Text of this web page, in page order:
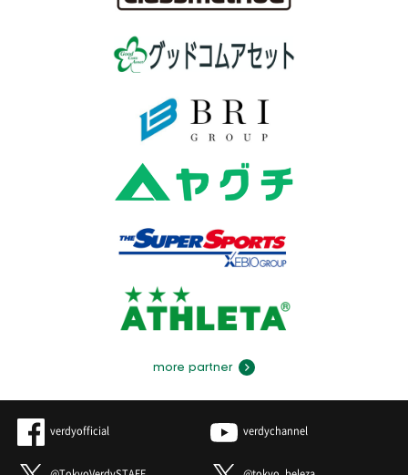
more partner
verdyofficial verdychannel